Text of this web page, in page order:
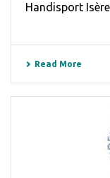
Handisport
Read More